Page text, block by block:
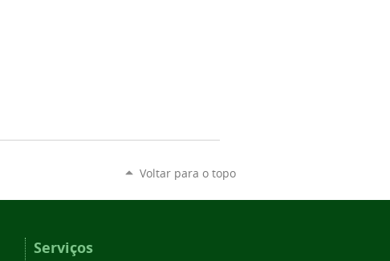
Voltar para o topo
Serviços